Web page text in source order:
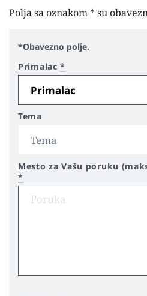
Polja sa oznakom * su
*Obavezno polje.
Primalac*
Tema
Mesto za Vašu poruku
*